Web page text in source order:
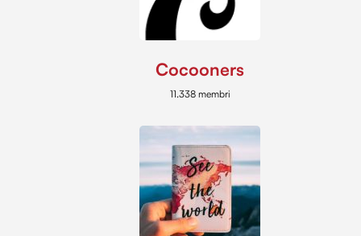
Cocooners
11.338 membri